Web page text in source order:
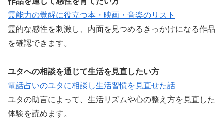
霊能力の覚醒に役立つ本・映画・音楽のリスト
霊的な感性を刺激し、内面を見つめるきっかけになる作品
を確認できます。
ユタへの相談を通じて生活を見直したい方
電話占いのユタに相談し生活習慣を見直せた話
ユタの助言によって、生活リズムや心の整え方を見直した
体験を読めます。